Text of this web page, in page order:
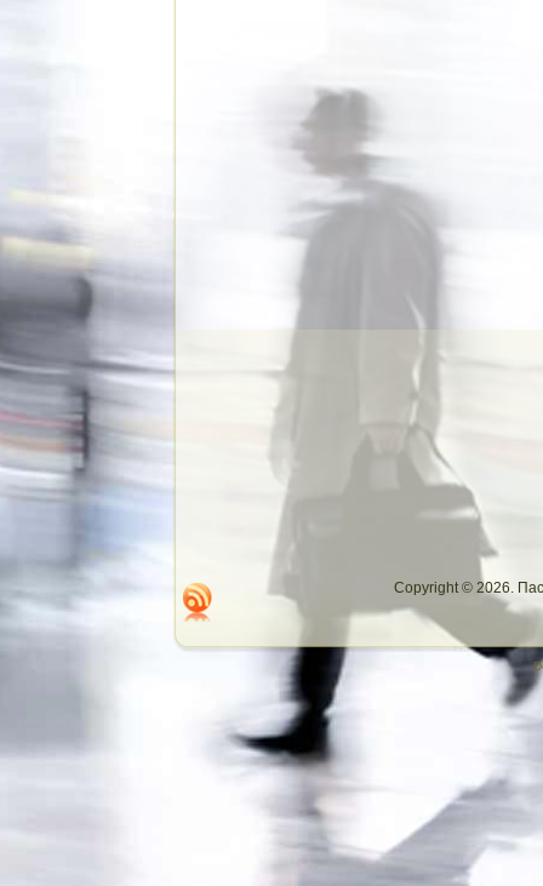
Copyright © 2026.